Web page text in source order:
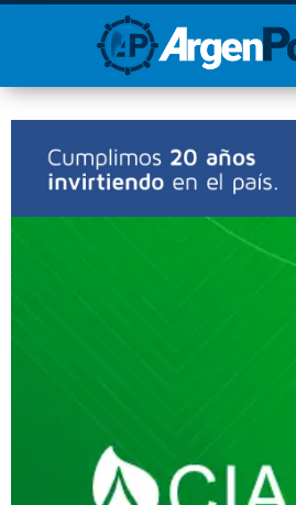
¡Sumate a nuestro
Newsletter!
Nombre Apellidos